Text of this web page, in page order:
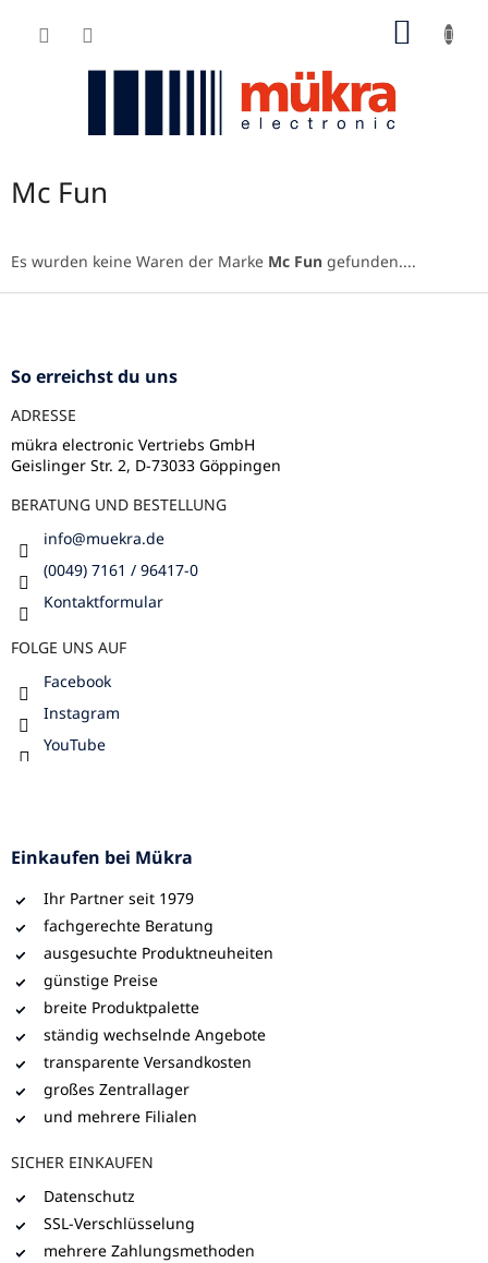
Inhalt
Mc Fun
Es wurden keine Waren der Marke Mc Fun gefunden....
F
So erreichst du uns
ADRESSE
mükra electronic Vertriebs GmbH
Geislinger Str. 2, D-73033 Göppingen
BERATUNG UND BESTELLUNG
info@muekra.de
(0049) 7161 / 96417-0
Kontaktformular
FOLGE UNS AUF
Facebook
Instagram
YouTube
Einkaufen bei Mükra
Ihr Partner seit 1979
fachgerechte Beratung
ausgesuchte Produktneuheiten
günstige Preise
breite Produktpalette
ständig wechselnde Angebote
transparente Versandkosten
großes Zentrallager
und mehrere Filialen
SICHER EINKAUFEN
Datenschutz
SSL-Verschlüsselung
mehrere Zahlungsmethoden